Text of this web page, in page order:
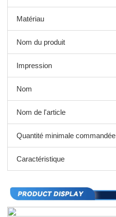
Matériau
Nom du produit
Impression
Nom
Nom de l'article
Quantité minimale commandée
Caractéristique